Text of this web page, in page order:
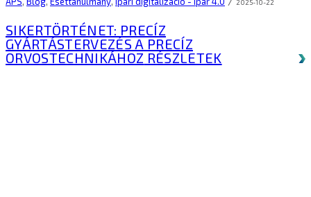
2025-10-22
SIKERTÖRTÉNET: PRECÍZ
GYÁRTÁSTERVEZÉS A PRECÍZ
ORVOSTECHNIKÁHOZ RÉSZLETEK